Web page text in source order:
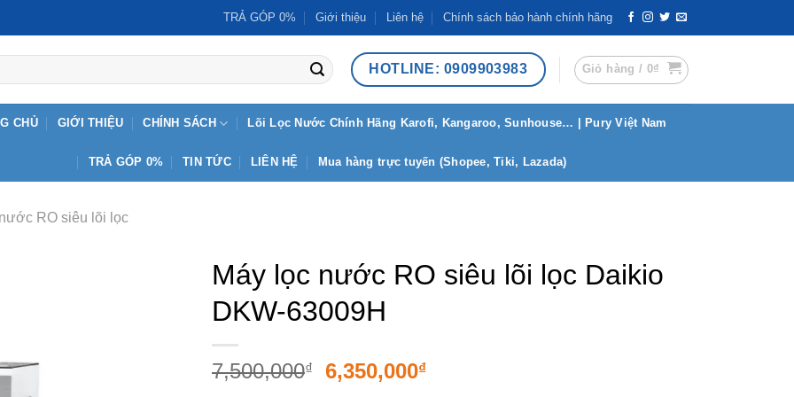
TRẢ GÓP 0% Giới thiệu Liên hệ Chính sách bảo hành chính hãng
HOTLINE: 0909903983 Giỏ hàng / 0₫
CHỦ GIỚI THIỆU CHÍNH SÁCH Lõi Lọc Nước Chính Hãng Karofi, Kangaroo, Sunhouse… | Pury Việt Nam
TRẢ GÓP 0% TIN TỨC LIÊN HỆ Mua hàng trực tuyến (Shopee, Tiki, Lazada)
RO siêu lõi lọc
Máy lọc nước RO siêu lõi lọc Daikio
DKW-63009H
7,500,000₫
Giá
6,350,000₫Giá